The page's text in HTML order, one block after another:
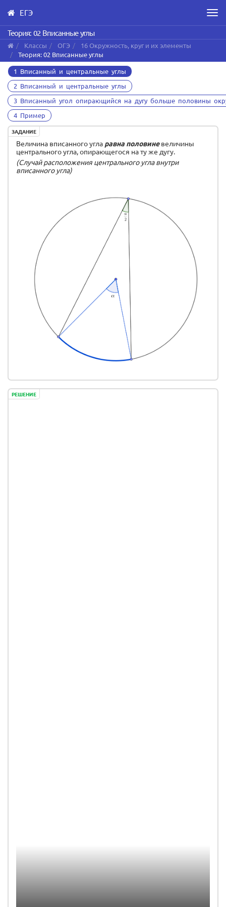
Skip
to
main
content
ЕГЭ
Теория: 02 Вписанные углы
Классы ОГЭ
16 Окружность, круг и их элементы
Теория: 02 Вписанные углы
1 Вписанный и центральные углы
2 Вписанный и центральные углы
3 Вписанный угол опирающийся на дугу больше половины
4 Пример
ЗАДАНИЕ
Величина вписанного угла равна половиневеличины
центрального угла, опирающегося на ту же дугу.
(Случай расположения центрального угла внутри
вписанного угла)
РЕШЕНИЕ